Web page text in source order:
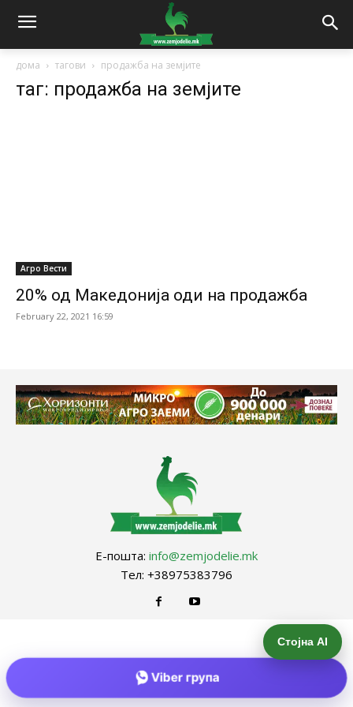
дома тагови продажба на земјите
таг: продажба на земјите
Агро Вести
20% од Македонија оди на продажба
February 22, 2021 16:59
Е-пошта: info@zemjodelie.mk
Тел: +38975383796
Стојна AI
Viber група